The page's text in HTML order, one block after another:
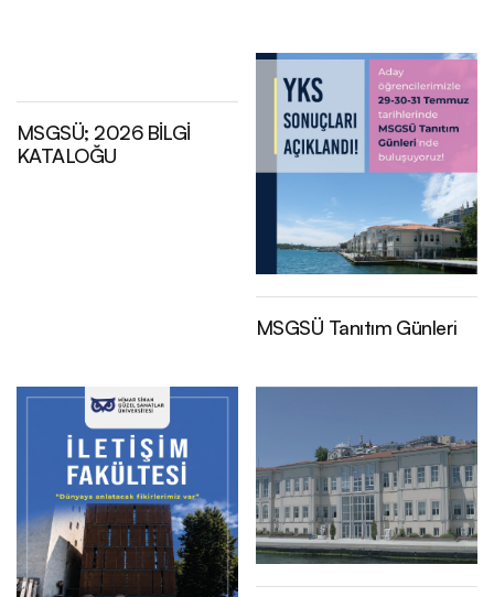
Arşiv
MSGSÜ; 2026 BİLGİ
KATALOĞU
MSGSÜ Tanıtım Günleri